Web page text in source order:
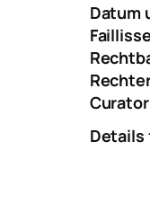
Datum
Curator